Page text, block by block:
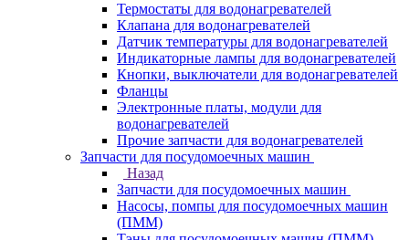
Термостаты для водонагревателей
Клапана для водонагревателей
Датчик температуры для водонагревателей
Индикаторные лампы для водонагревателей
Кнопки, выключатели для водонагревателей
Фланцы
Электронные платы, модули для
водонагревателей
Прочие запчасти для водонагревателей
Запчасти для посудомоечных машин
Назад
Запчасти для посудомоечных машин
Насосы, помпы для посудомоечных машин
(ПММ)